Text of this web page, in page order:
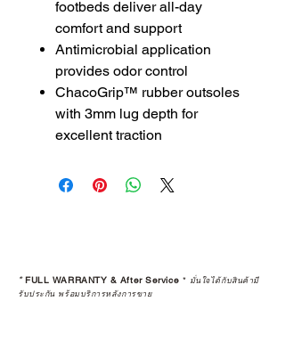
footbeds deliver all-day
comfort and support
Antimicrobial application
provides odor control
ChacoGrip™ rubber outsoles
with 3mm lug depth for
excellent traction
*FULL WARRANTY & After Service * มั่นใจได้กับสินค้ามี
รับประกัน พร้อมบริการหลังการขาย